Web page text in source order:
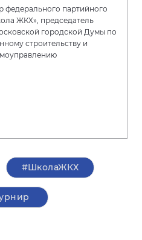
федерального партийного
ЖКХ», председатель
городской Думы по
строительству и
#ШколаЖКХ